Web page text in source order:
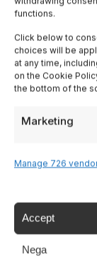
functions.
Click below to
choices will be
at any time,
on the Cookie
the bottom of the
Marketing
Manage 726
Accept
Nega
Trentino
Tutte le Regioni →